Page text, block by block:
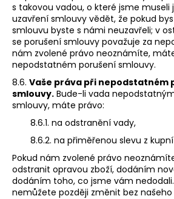
s takovou vadou, o které jsme museli
uzavření smlouvy vědět, že pokud
smlouvu byste s námi neuzavřeli; v
se porušení smlouvy považuje za
nám zvolené právo neoznámíte,
nepodstatném porušení smlouvy.
8.6. Vaše práva při nepodstatném
smlouvy. Bude-li vada
smlouvy, máte právo:
8.6.1. na odstranění vady,
8.6.2. na přiměřenou slevu z
Pokud nám zvolené právo
odstranit opravou zboží, dodáním
dodáním toho, co jsme vám
nemůžete později změnit bez našeho